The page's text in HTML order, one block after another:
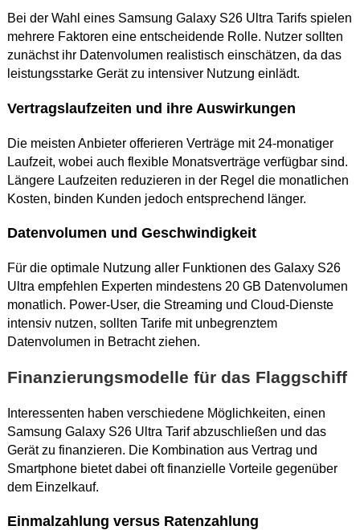
Bei der Wahl eines Samsung Galaxy S26 Ultra Tarifs spielen
mehrere Faktoren eine entscheidende Rolle. Nutzer sollten
zunächst ihr Datenvolumen realistisch einschätzen, da das
leistungsstarke Gerät zu intensiver Nutzung einlädt.
Vertragslaufzeiten und ihre Auswirkungen
Die meisten Anbieter offerieren Verträge mit 24-monatiger
Laufzeit, wobei auch flexible Monatsverträge verfügbar sind.
Längere Laufzeiten reduzieren in der Regel die monatlichen
Kosten, binden Kunden jedoch entsprechend länger.
Datenvolumen und Geschwindigkeit
Für die optimale Nutzung aller Funktionen des Galaxy S26
Ultra empfehlen Experten mindestens 20 GB Datenvolumen
monatlich. Power-User, die Streaming und Cloud-Dienste
intensiv nutzen, sollten Tarife mit unbegrenztem
Datenvolumen in Betracht ziehen.
Finanzierungsmodelle für das Flaggschiff
Interessenten haben verschiedene Möglichkeiten, einen
Samsung Galaxy S26 Ultra Tarif abzuschließen und das
Gerät zu finanzieren. Die Kombination aus Vertrag und
Smartphone bietet dabei oft finanzielle Vorteile gegenüber
dem Einzelkauf.
Einmalzahlung versus Ratenzahlung